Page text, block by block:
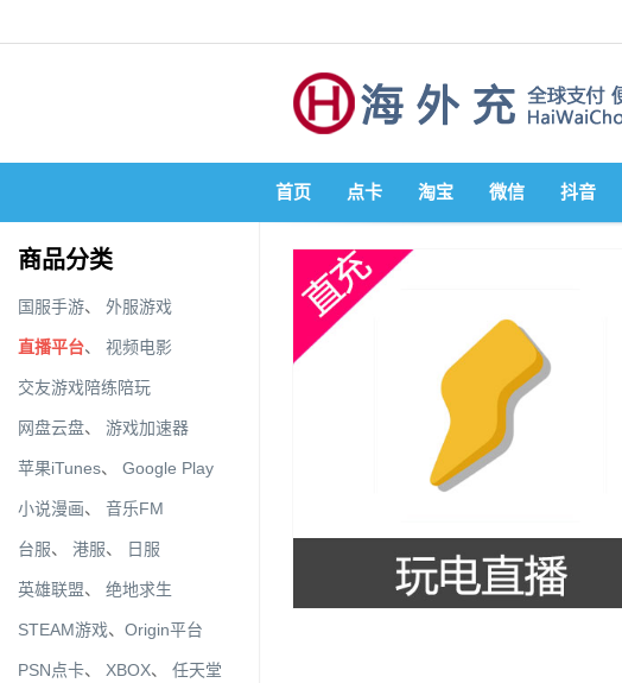
首页 点卡 淘宝 微信 抖音
商品分类
国服手游、 外服游戏
直播平台、 视频电影
交友游戏陪练陪玩
网盘云盘、 游戏加速器
苹果iTunes、 Google Play
小说漫画、 音乐FM
台服、 港服、 日服
英雄联盟、 绝地求生
STEAM游戏、 Origin平台
PSN点卡、 XBOX、 任天堂